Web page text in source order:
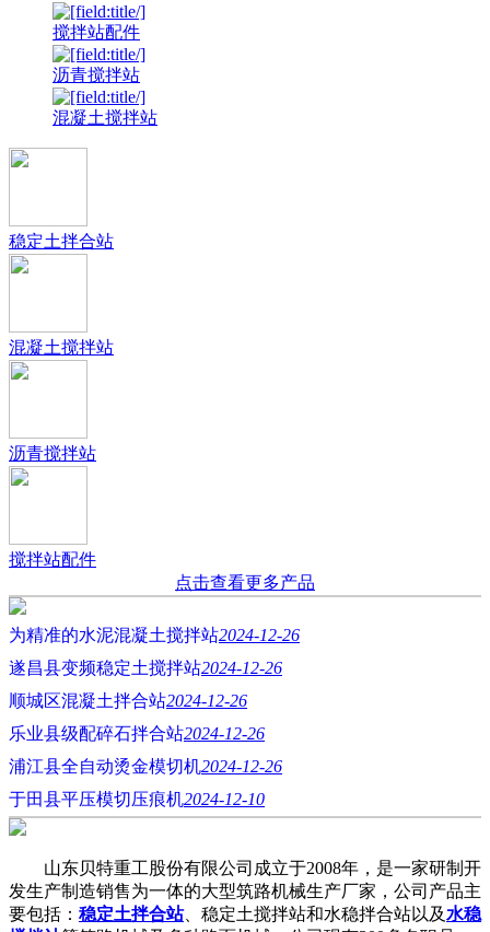
搅拌站配件
沥青搅拌站
混凝土搅拌站
稳定土拌合站
混凝土搅拌站
沥青搅拌站
搅拌站配件
点击查看更多产品
为精准的水泥混凝土搅拌站2024-12-26
遂昌县变频稳定土搅拌站2024-12-26
顺城区混凝土拌合站2024-12-26
乐业县级配碎石拌合站2024-12-26
浦江县全自动烫金模切机2024-12-26
于田县平压模切压痕机2024-12-10
山东贝特重工股份有限公司成立于2008年，是一家研制开
发生产制造销售为一体的大型筑路机械生产厂家，公司产品主
要包括： 稳定土拌合站、稳定土搅拌站和水稳拌合站以及 水稳